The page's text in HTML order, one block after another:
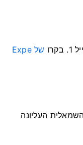
1. בקרו
של Expe
העליונה